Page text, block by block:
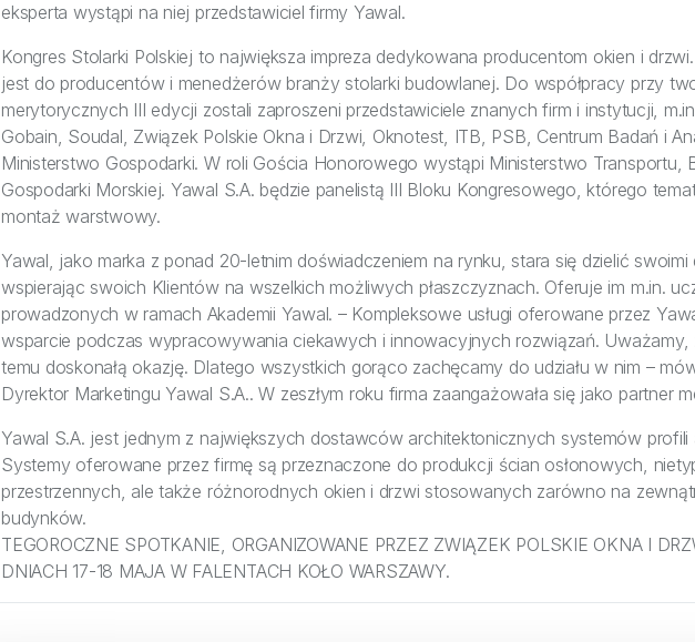
eksperta wystąpi na niej przedstawiciel firmy Yawal.
Kongres Stolarki Polskiej to największa impreza dedykowana producentom okien i
jest do producentów i menedżerów branży stolarki budowlanej. Do współpracy przy
merytorycznych III edycji zostali zaproszeni przedstawiciele znanych firm i instytucji,
Gobain, Soudal, Związek Polskie Okna i Drzwi, Oknotest, ITB, PSB, Centrum Badań i
Ministerstwo Gospodarki. W roli Gościa Honorowego wystąpi Ministerstwo Transportu,
Gospodarki Morskiej. Yawal S.A. będzie panelistą III Bloku Kongresowego, którego
montaż warstwowy.
Yawal, jako marka z ponad 20-letnim doświadczeniem na rynku, stara się dzielić swoimi
wspierając swoich Klientów na wszelkich możliwych płaszczyznach. Oferuje im m.in.
prowadzonych w ramach Akademii Yawal. – Kompleksowe usługi oferowane przez
wsparcie podczas wypracowywania ciekawych i innowacyjnych rozwiązań. Uważamy,
temu doskonałą okazję. Dlatego wszystkich gorąco zachęcamy do udziału w nim –
Dyrektor Marketingu Yawal S.A.. W zeszłym roku firma zaangażowała się jako partner
Yawal S.A. jest jednym z największych dostawców architektonicznych systemów
Systemy oferowane przez firmę są przeznaczone do produkcji ścian osłonowych,
przestrzennych, ale także różnorodnych okien i drzwi stosowanych zarówno na
budynków.
TEGOROCZNE SPOTKANIE, ORGANIZOWANE PRZEZ ZWIĄZEK POLSKIE OKNA I
DNIACH 17-18 MAJA W FALENTACH KOŁO WARSZAWY.